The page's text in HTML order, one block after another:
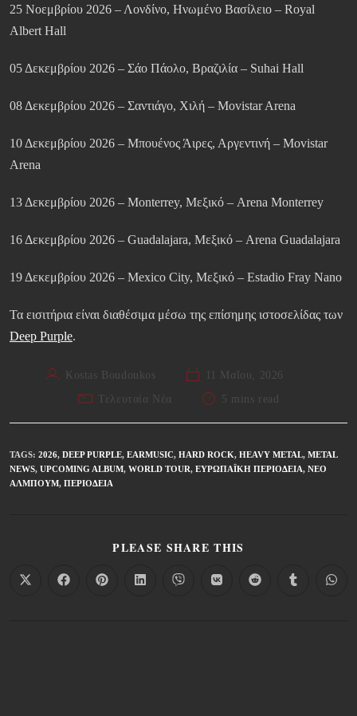
25 Νοεμβρίου 2026 – Λονδίνο, Ηνωμένο Βασίλειο – Royal
Albert Hall
05 Δεκεμβρίου 2026 – Σάο Πάολο, Βραζιλία – Suhai Hall
08 Δεκεμβρίου 2026 – Σαντιάγο, Χιλή – Movistar Arena
10 Δεκεμβρίου 2026 – Μπουένος Άιρες, Αργεντινή – Movistar
Arena
13 Δεκεμβρίου 2026 – Monterrey, Μεξικό – Arena Monterrey
16 Δεκεμβρίου 2026 – Guadalajara, Μεξικό – Arena Guadalajara
19 Δεκεμβρίου 2026 – Mexico City, Μεξικό – Estadio Fray Nano
Τα εισιτήρια είναι διαθέσιμα μέσω της επίσημης ιστοσελίδας των
Deep Purple.
Kostas Boudoukos
11 Μαΐου, 2026
Τελευταία Νέα
5 mins read
TAGS: 2026, DEEP PURPLE, EARMUSIC, HARD ROCK, HEAVY METAL, METAL
NEWS, UPCOMING ALBUM, WORLD TOUR, ΕΥΡΩΠΑΪΚΉ ΠΕΡΙΟΔΕΊΑ, ΝΈΟ
ΆΛΜΠΟΥΜ, ΠΕΡΙΟΔΕΊΑ
PLEASE SHARE THIS